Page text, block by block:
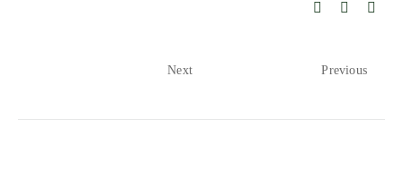
Previous
Next